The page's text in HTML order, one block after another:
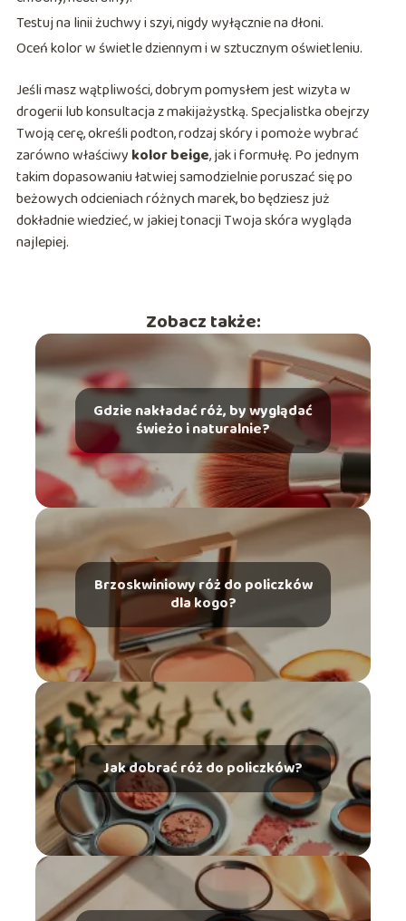
Testuj na linii żuchwy i szyi, nigdy wyłącznie na dłoni.
Oceń kolor w świetle dziennym i w sztucznym oświetleniu.
Jeśli masz wątpliwości, dobrym pomysłem jest wizyta w
drogerii lub konsultacja z makijażystką. Specjalistka obejrzy
Twoją cerę, określi podton, rodzaj skóry i pomoże wybrać
zarówno właściwy kolor beige, jak i formułę. Po jednym
takim dopasowaniu łatwiej samodzielnie poruszać się po
beżowych odcieniach różnych marek, bo będziesz już
dokładnie wiedzieć, w jakiej tonacji Twoja skóra wygląda
najlepiej.
Zobacz także:
Gdzie nakładać róż, by wyglądać
świeżo i naturalnie?
Brzoskwiniowy róż do policzków
dla kogo?
Jak dobrać róż do policzków?